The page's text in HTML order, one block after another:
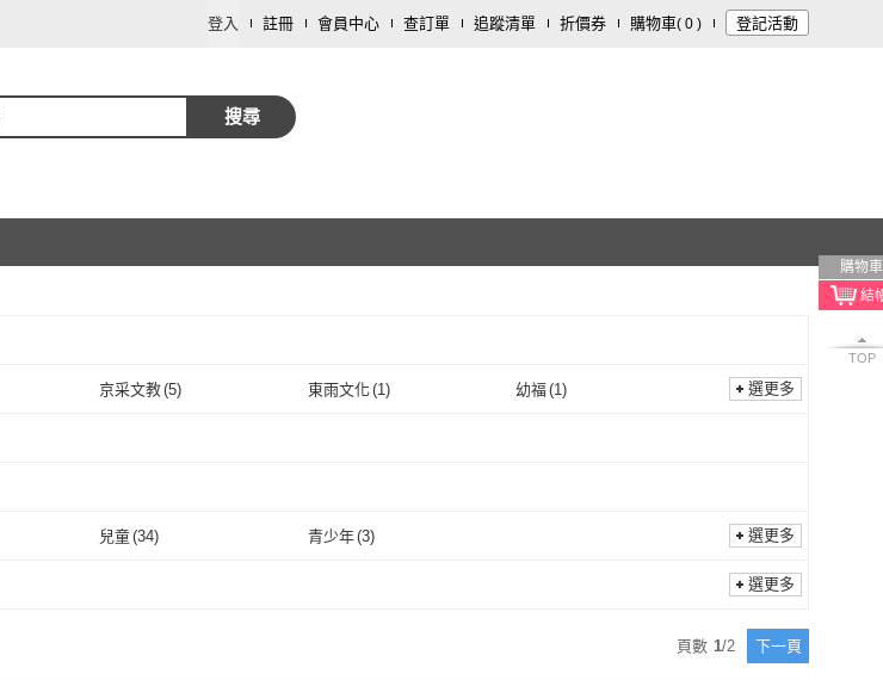
登入 註冊 會員中心 查訂單 追蹤清單 折價券 購物車( 0 ) 登記活動
搜尋
購物車
TOP
京采文教(5) 東雨文化(1) 幼福(1)
取消 選更多
兒童(34) 青少年(3) 選更多
選更多
頁數 1/2 下一頁